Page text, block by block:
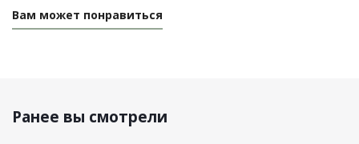
Вам может понравиться
Ранее вы смотрели